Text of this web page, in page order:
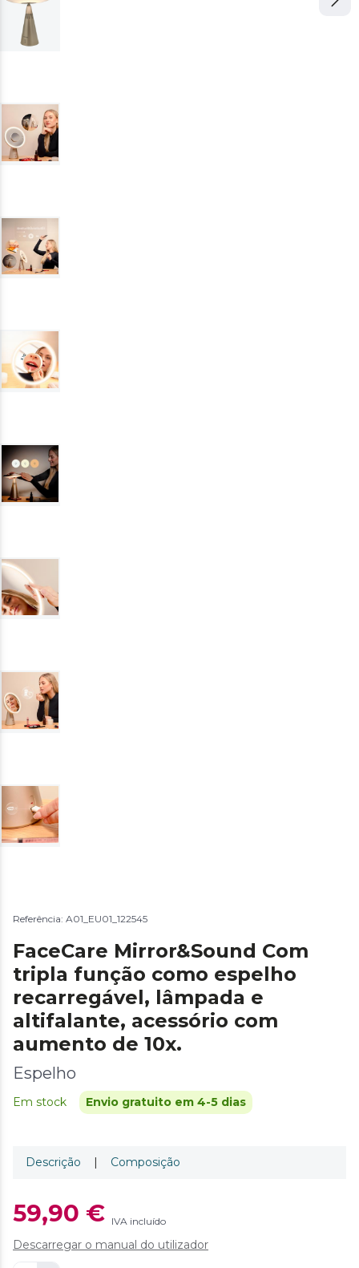
Referência: A01_EU01_122545
FaceCare Mirror&Sound Com
tripla função como espelho
recarregável, lâmpada e
altifalante, acessório com
aumento de 10x.
Espelho
Em stock Envio gratuito em 4-5 dias
Descrição | Composição
59,90 € IVA incluído
Descarregar o manual do utilizador